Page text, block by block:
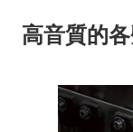
高音質的